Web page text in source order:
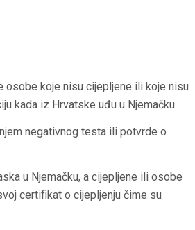
osobe koje nisu cijepljene ili koje nisu
kada iz Hrvatske uđu u Njemačku.
negativnog testa ili potvrde o
u Njemačku, a cijepljene ili osobe
certifikat o cijepljenju čime su